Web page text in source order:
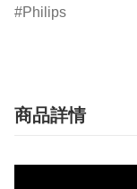
Philips
商品詳情